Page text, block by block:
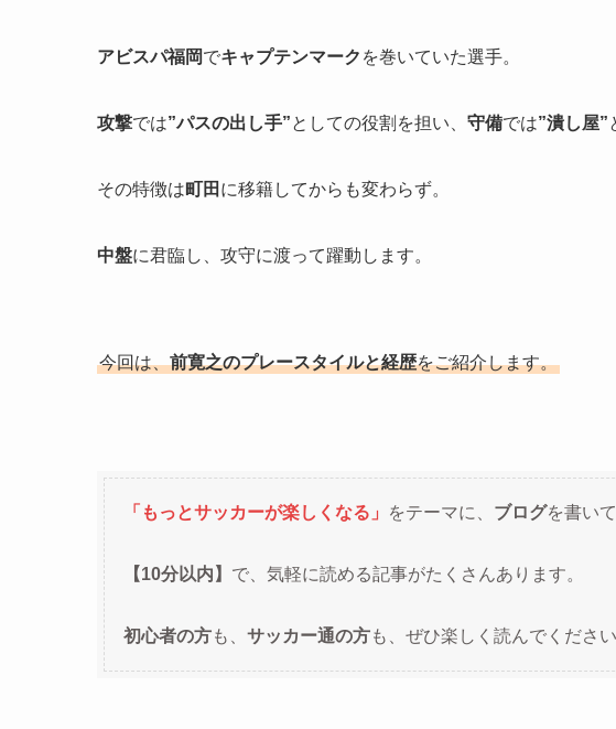
アビスパ福岡でキャプテンマーク を巻いていた選手。
攻撃では”パスの出し手”としての役割を担い、 守備では”潰し屋”
その特徴は町田 に移籍してからも変わらず。
中盤に君臨し、攻守に渡って躍動します。
今回は、前寛之のプレースタイルと経歴をご紹介します。
「もっとサッカーが楽しくなる」 をテーマに、 ブログを書い
【10分以内】 で、気軽に読める記事がたくさんあります。
初心者の方も、 サッカー通の方も、ぜひ楽しく読んでください